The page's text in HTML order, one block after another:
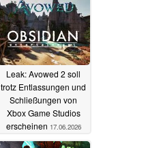
Leak: Avowed 2 soll
trotz Entlassungen und
Schließungen von
Xbox Game Studios
erscheinen 17.06.2026